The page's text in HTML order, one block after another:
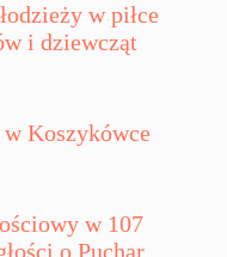
w piłce
i dziewcząt
Koszykówce
w 107
o Puchar